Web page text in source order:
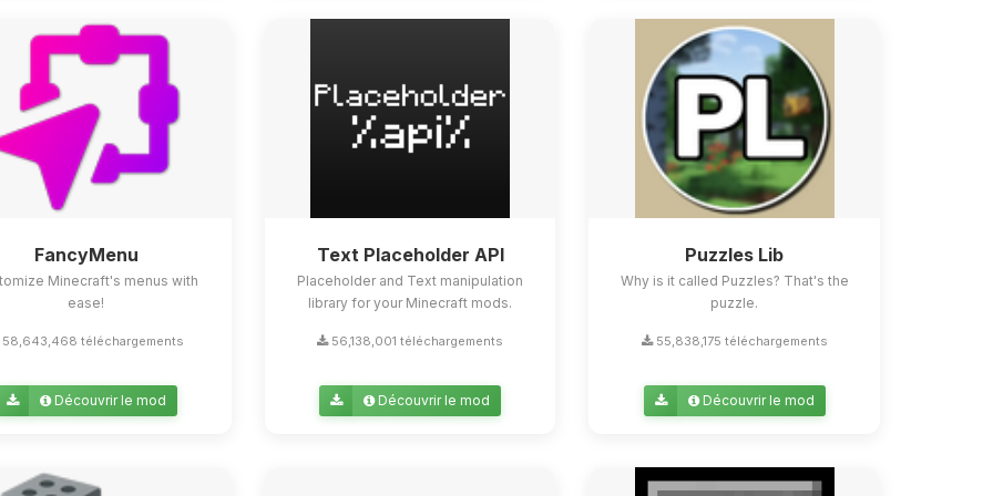
FancyMenu
Minecraft's menus with
ease!
58,643,468 téléchargements
Découvrir le mod
Text Placeholder API
Placeholder and Text manipulation
library for your Minecraft mods.
56,138,001 téléchargements
Découvrir le mod
Puzzles Lib
Why is it called Puzzles? That's the
puzzle.
55,838,175 téléchargements
Découvrir le mod